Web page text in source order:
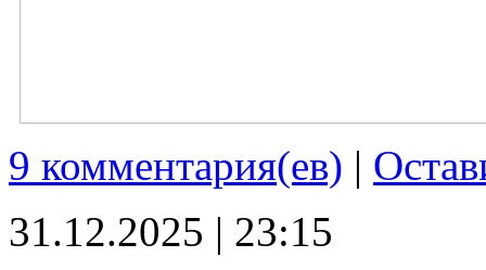
9 комментария(ев) |
31.12.2025 | 23:15